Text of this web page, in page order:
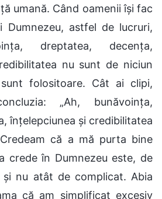
umană. Când oamenii își fac
Dumnezeu, astfel de lucruri,
dreptatea, decența,
nu sunt de niciun
folositoare. Cât ai clipi,
„Ah, bunăvoința,
înțelepciunea și credibilitatea
că a mă purta bine
crede în Dumnezeu este, de
și nu atât de complicat. Abia
că am simplificat excesiv